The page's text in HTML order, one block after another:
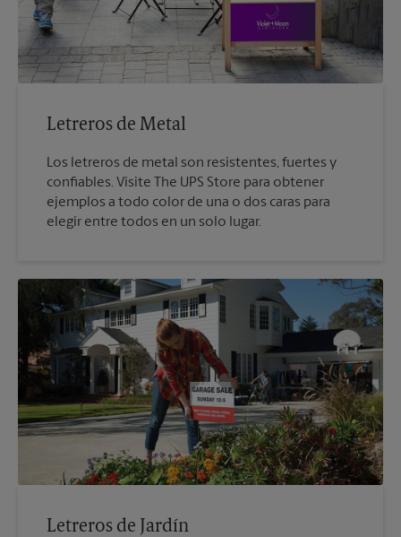
Letreros de Metal
Los letreros de metal son resistentes, fuertes y
confiables. Visite The UPS Store para obtener
ejemplos a todo color de una o dos caras para
elegir entre todos en un solo lugar.
Letreros de Jardín